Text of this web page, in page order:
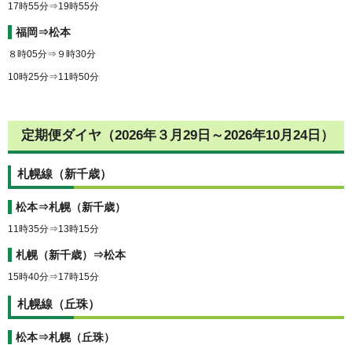
17時55分⇒19時55分
福岡⇒松本
８時05分⇒９時30分
10時25分⇒11時50分
定期便ダイヤ（2026年３月29日～2026年10月24日）
札幌線（新千歳）
松本⇒札幌（新千歳）
11時35分⇒13時15分
札幌（新千歳）⇒松本
15時40分⇒17時15分
札幌線（丘珠）
松本⇒札幌（丘珠）